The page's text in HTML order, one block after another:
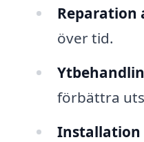
Reparation
över tid.
förbättra
Installation